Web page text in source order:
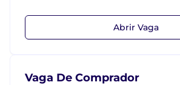
Abrir Vaga
Vaga De Comprador